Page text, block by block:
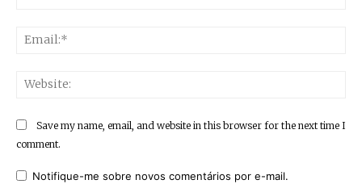
Save my name, email, and website in this browser for the next time I
comment.
Notifique-me sobre novos comentários por e-mail.